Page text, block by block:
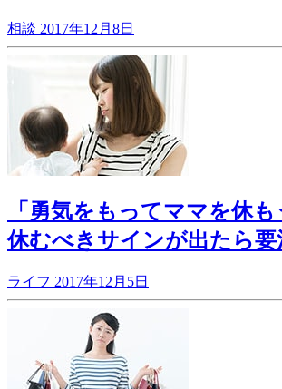
相談 2017年12月8日
「勇気をもってママを休
休むべきサインが出たら要
ライフ 2017年12月5日